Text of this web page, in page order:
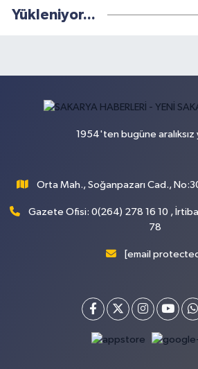
Yükleniyor...
1954'ten bugüne aralıksız
Orta Mah., Soğanpazarı Cad.,
Gazete Ofisi: 0(264) 278 16 10 ,
78
[email